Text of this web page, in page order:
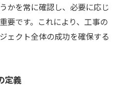
かを常に確認し、必要に応じ
要です。これにより、工事の
ェクト全体の成功を確保する
定義